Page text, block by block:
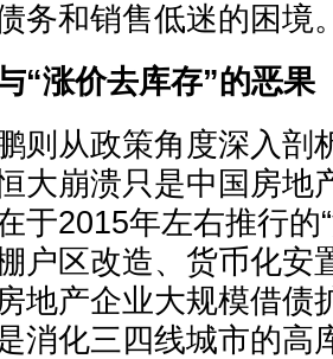
务和销售低迷的困境
涨价去库存”的恶果
从政策角度深入剖
大崩溃只是中国房地
于2015年左右推行的
户区改造、货币化安
地产企业大规模借债
消化三四线城市的高